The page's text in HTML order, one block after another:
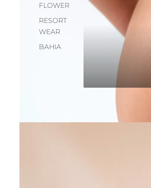
FLOWER
RESORT
WEAR
BAHIA